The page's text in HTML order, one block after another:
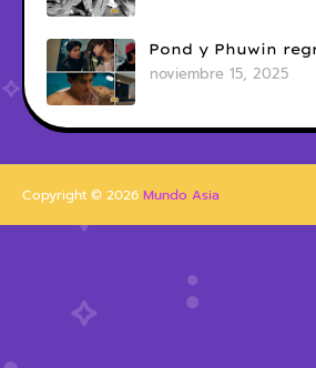
Pond y Phuwin
noviembre 15, 2025
Copyright © 2026 Mundo Asia